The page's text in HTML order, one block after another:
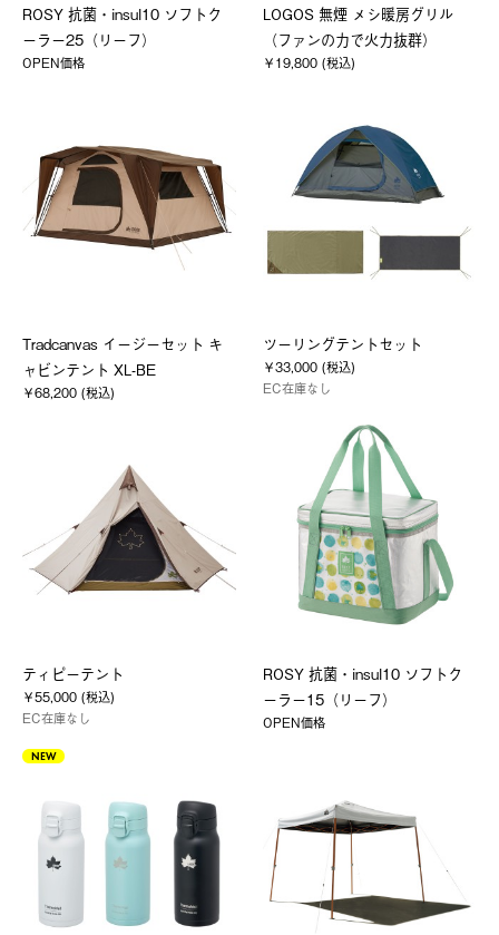
ROSY 抗菌・insul10 ソフトク
ーラー25（リーフ）
OPEN価格
LOGOS 無煙 メシ暖房グリル
（ファンの力で火力抜群）
￥19,800 (税込)
Tradcanvas イージーセット キ
ャビンテント XL-BE
￥68,200 (税込)
ツーリングテントセット
￥33,000 (税込)
EC在庫なし
ティピーテント
￥55,000 (税込)
EC在庫なし
ROSY 抗菌・insul10 ソフトク
ーラー15（リーフ）
OPEN価格
NEW